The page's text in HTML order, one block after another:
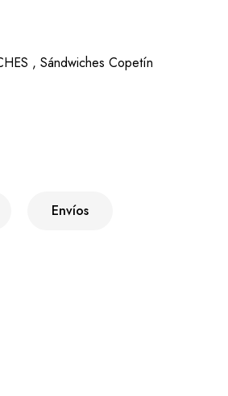
, Sándwiches Copetín
Envíos